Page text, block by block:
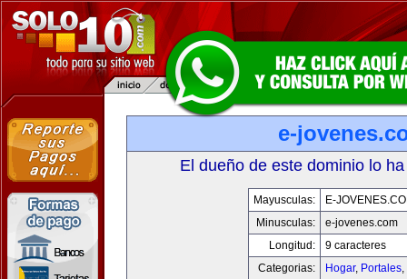
e-
El dueño de este dominio lo
Mayusculas:
E-
Minusculas:
e-jovenes.com
Longitud:
9 caracteres
Categorias:
Hogar, Portales,